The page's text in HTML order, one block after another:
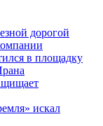
дорогой
в площадку
искал